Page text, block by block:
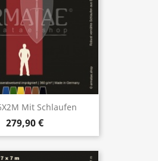
Mit Schlaufen
279,90 €